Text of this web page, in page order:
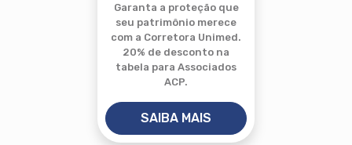
Garanta a proteção que
seu patrimônio merece
com a Corretora Unimed.
20% de desconto na
tabela para Associados
ACP.
SAIBA MAIS